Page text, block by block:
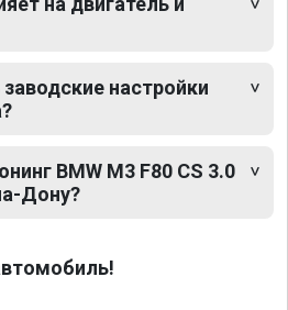
настройки
BMW M3 F80 CS 3.0
Дону?